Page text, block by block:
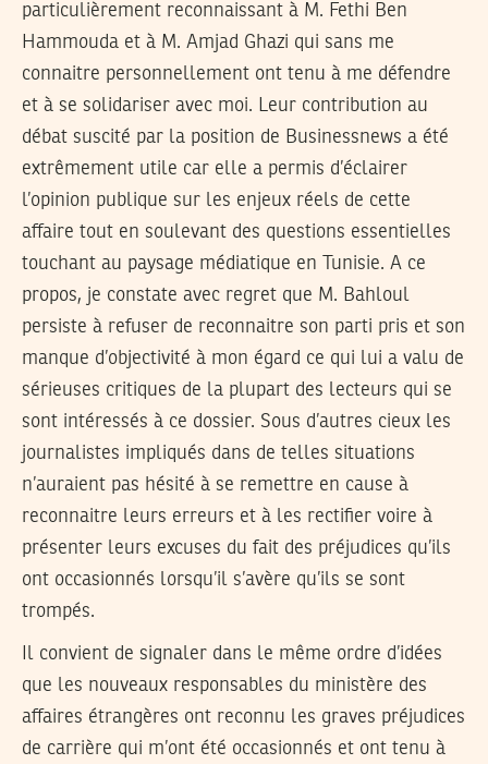
particulièrement reconnaissant à M. Fethi Ben
Hammouda et à M. Amjad Ghazi qui sans me
connaitre personnellement ont tenu à me défendre
et à se solidariser avec moi. Leur contribution au
débat suscité par la position de Businessnews a été
extrêmement utile car elle a permis d’éclairer
l’opinion publique sur les enjeux réels de cette
affaire tout en soulevant des questions essentielles
touchant au paysage médiatique en Tunisie. A ce
propos, je constate avec regret que M. Bahloul
persiste à refuser de reconnaitre son parti pris et son
manque d’objectivité à mon égard ce qui lui a valu de
sérieuses critiques de la plupart des lecteurs qui se
sont intéressés à ce dossier. Sous d’autres cieux les
journalistes impliqués dans de telles situations
n’auraient pas hésité à se remettre en cause à
reconnaitre leurs erreurs et à les rectifier voire à
présenter leurs excuses du fait des préjudices qu’ils
ont occasionnés lorsqu’il s’avère qu’ils se sont
trompés.
Il convient de signaler dans le même ordre d’idées
que les nouveaux responsables du ministère des
affaires étrangères ont reconnu les graves préjudices
de carrière qui m’ont été occasionnés et ont tenu à